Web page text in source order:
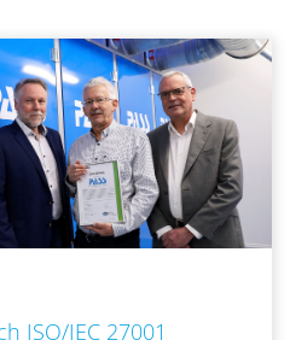
ISO/IEC 27001